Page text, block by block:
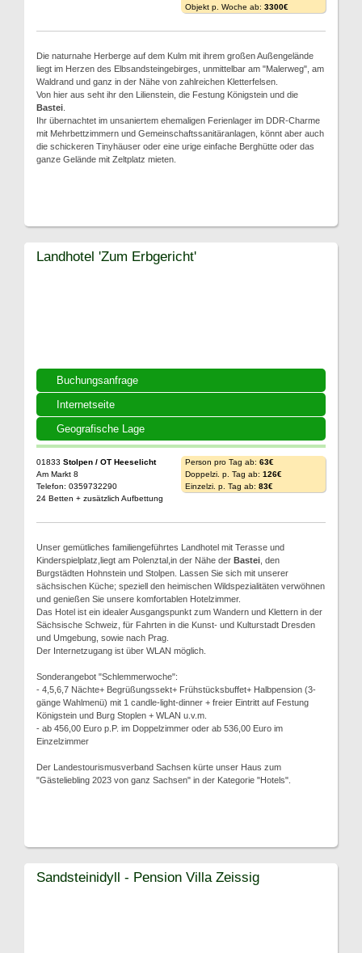
Objekt p. Woche ab: 3300€
Die naturnahe Herberge auf dem Kulm mit ihrem großen Außengelände
liegt im Herzen des Elbsandsteingebirges, unmittelbar am "Malerweg", am
Waldrand und ganz in der Nähe von zahlreichen Kletterfelsen.
Von hier aus seht ihr den Lilienstein, die Festung Königstein und die
Bastei
Ihr übernachtet im unsaniertem ehemaligen Ferienlager im DDR-Charme
mit Mehrbettzimmern und Gemeinschaftssanitäranlagen, könnt aber auch
die schickeren Tinyhäuser oder eine urige einfache Berghütte oder das
ganze Gelände mit Zeltplatz mieten.
Buchungsanfrage
Internetseite
Geografische Lage
Landhotel 'Zum Erbgericht'
01833 Stolpen / OT Heeselicht
Am Markt 8
Telefon: 0359732290
24 Betten + zusätzlich Aufbettung
Person pro Tag ab: 63€
Doppelzi. p. Tag ab: 126€
Einzelzi. p. Tag ab: 83€
Unser gemütliches familiengeführtes Landhotel mit Terasse und
Kinderspielplatz,liegt am Polenztal,in der Nähe der Bastei , den
Burgstädten Hohnstein und Stolpen. Lassen Sie sich mit unserer
sächsischen Küche; speziell den heimischen Wildspezialitäten verwöhnen
und genießen Sie unsere komfortablen Hotelzimmer.
Das Hotel ist ein idealer Ausgangspunkt zum Wandern und Klettern in der
Sächsische Schweiz, für Fahrten in die Kunst- und Kulturstadt Dresden
und Umgebung, sowie nach Prag.
Der Internetzugang ist über WLAN möglich.
Sonderangebot "Schlemmerwoche":
- 4,5,6,7 Nächte+ Begrüßungssekt+ Frühstücksbuffet+ Halbpension (3-
gänge Wahlmenü) mit 1 candle-light-dinner + freier Eintritt auf Festung
Königstein und Burg Stoplen + WLAN u.v.m.
- ab 456,00 Euro p.P. im Doppelzimmer oder ab 536,00 Euro im
Einzelzimmer
Der Landestourismusverband Sachsen kürte unser Haus zum
"Gästeliebling 2023 von ganz Sachsen" in der Kategorie "Hotels".
Sandsteinidyll - Pension Villa Zeissig